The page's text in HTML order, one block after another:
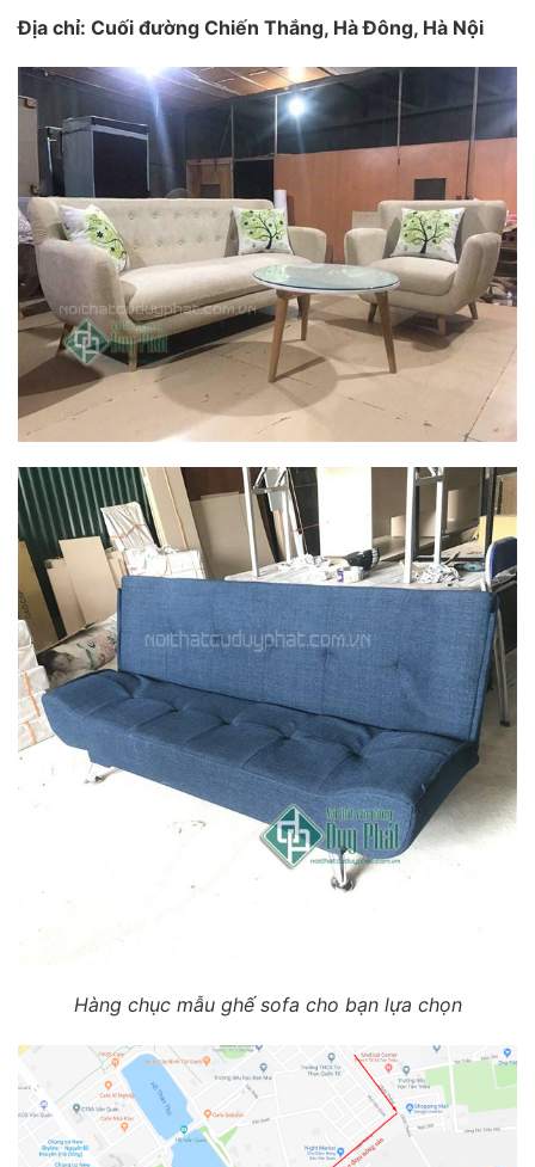
Địa chỉ: Cuối đường Chiến Thắng, Hà Đông, Hà Nội
Hàng chục mẫu ghế sofa cho bạn lựa chọn